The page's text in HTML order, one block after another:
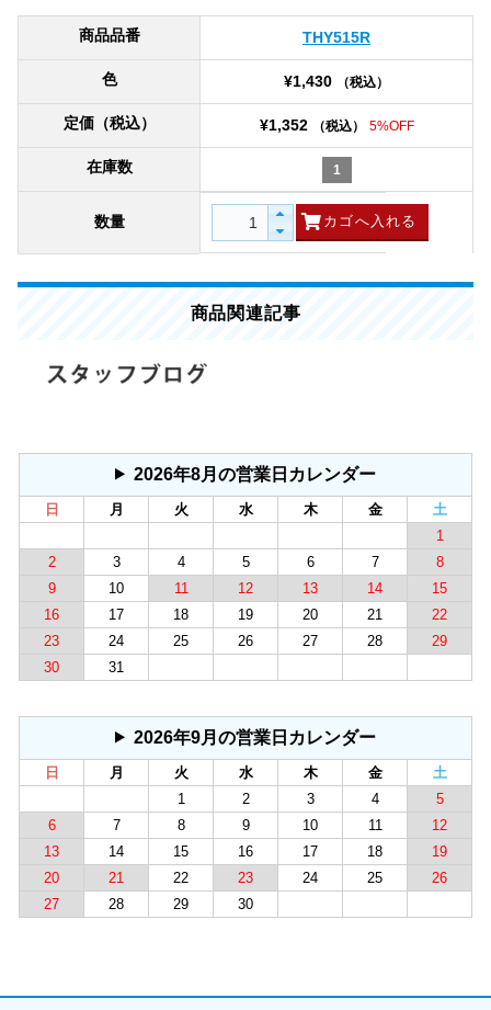
商品品番 THY515R
色 ¥1,430 （税込）
定価（税込） ¥1,352 （税込） 5%OFF
在庫数 1
数量
商品関連記事
2026年8月の営業日カレンダー
日 月 火 水 木 金
土
1
2
3 4 5 6 7
8
9
10 11 12 13 14
15
16
17 18 19 20 21
22
23
24 25 26 27 28
29
30
31
2026年9月の営業日カレンダー
日 月 火 水 木 金
土
1
2 3 4
5
6
7 8 9 10 11
12
13
14 15 16 17 18
19
20
21 22 23 24 25
26
27
28 29 30